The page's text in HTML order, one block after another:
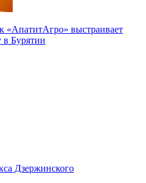
«АпатитАгро» выстраивает
в Бурятии
Дзержинского